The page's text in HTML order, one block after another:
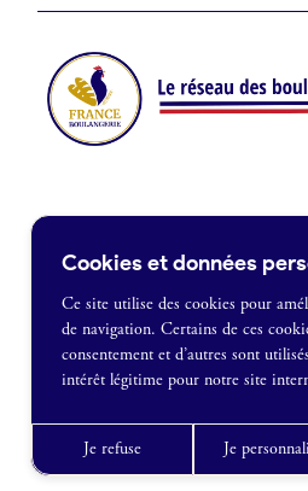
Je crée mon compte
France Boulangerie
1 rue Alexandre Fleming
09 86 23 49 09
Je souhaite être
CGU
Cookies et données
Ce site utilise des cookies pour
de navigation. Certains de ces
consentement et d’autres sont
intérêt légitime pour notre site
Je refuse Je